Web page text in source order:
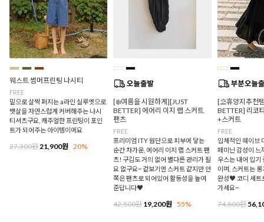
웨스트 썸머프린팅 나시티
FREE
밑으로 살짝 퍼지는 a라인 실루엣으로
뱃살을 자연스럽게 커버해주는 나시
티셔츠구요, 캐주얼한 프린팅이 포인
트가 되어주는 아이템이에요
27,300원 21,900원 20%
[❄️여름을 시원하게][JUST
BETTER] 에어리 이지 랩 스커트
팬츠
FREE
프리미엄 ITY 원단으로 피부에 닿는
순간 차가운, 에어리 이지 랩 스커트 팬
츠! 구김도 거의 없어 별다른 관리가 필
요 없구요~ 겉보기엔 스커트 같지만 안
쪽은 팬츠로 되어있어 활동성을 높여
준답니다♥
42,500원19,200원 55%
[⛱️휴양지추천
BETTER] 리코
+스커트
FREE
입체적인 웨이브
페미닌 감성이 느
우스는 내어 입기
이며, 스커트는
완성♥ 코디 세트
가세요~
74,800원